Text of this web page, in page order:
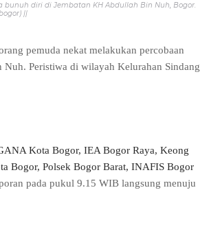
diri di Jembatan KH Abdullah Bin Nuh, Bogor.
||
pemuda nekat melakukan percobaan
Peristiwa di wilayah Kelurahan Sindang
Kota Bogor, IEA Bogor Raya, Keong
Bogor, Polsek Bogor Barat, INAFIS Bogor
pada pukul 9.15 WIB langsung menuju